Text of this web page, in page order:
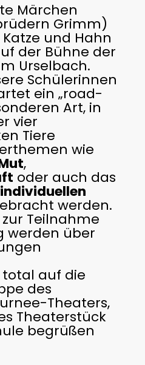
Märchen
Grimm)
Katze und Hahn
der Bühne der
Urselbach.
Schülerinnen
ein „road-
Art, in
vier
Tiere
wie
,
oder auch das
werden.
Teilnahme
werden über
auf die
des
Theaters,
Theaterstück
begrüßen